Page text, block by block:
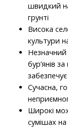
швидкий
грунті
Висока
культури
бур’янів
Сучасна,
Широкі
сумішах